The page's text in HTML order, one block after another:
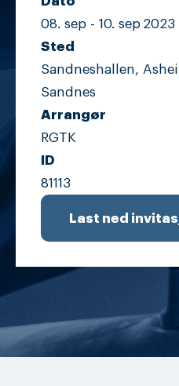
08. sep - 10. sep 2023
Sted
Sandneshallen,
Sandnes
Arrangør
RGTK
ID
81113
Last ned